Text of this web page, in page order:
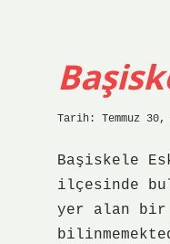
Tarih: Temmuz 30,
Başiskele
ilçesinde
yer alan bir